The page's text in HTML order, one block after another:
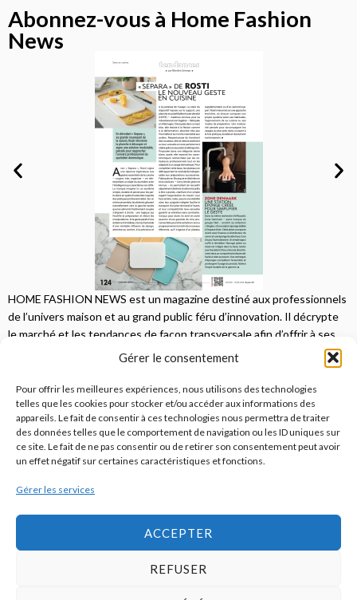
Gérer le consentement
Pour offrir les meilleures expériences, nous utilisons des technologies
telles que les cookies pour stocker et/ou accéder aux informations des
appareils. Le fait de consentir à ces technologies nous permettra de traiter
des données telles que le comportement de navigation ou les ID uniques sur
ce site. Le fait de ne pas consentir ou de retirer son consentement peut avoir
un effet négatif sur certaines caractéristiques et fonctions.
Gérer les services
ACCEPTER
REFUSER
Abonnez-vous à Home Fashion
News
HOME FASHION NEWS est un magazine destiné aux professionnels
de l’univers maison et au grand public féru d’innovation. Il décrypte
le marché et les tendances de façon transversale afin d’offrir à ses
lecteurs une vision complète.
JE M'ABONNE
© 2026Home Fashion News